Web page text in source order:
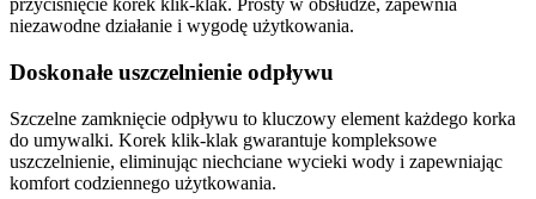
przyciśnięcie korek klik-klak. Prosty w obsłudze, zapewnia
niezawodne działanie i wygodę użytkowania.
Doskonałe uszczelnienie odpływu
Szczelne zamknięcie odpływu to kluczowy element każdego korka
do umywalki. Korek klik-klak gwarantuje kompleksowe
uszczelnienie, eliminując niechciane wycieki wody i zapewniając
komfort codziennego użytkowania.